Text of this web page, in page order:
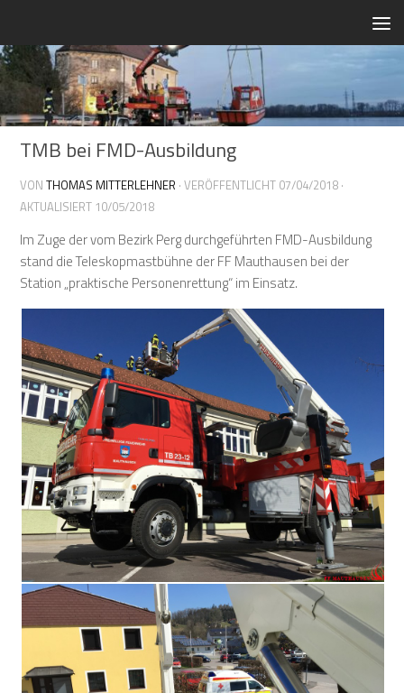
TMB bei FMD-Ausbildung
VONTHOMAS MITTERLEHNER · VERÖFFENTLICHT 07/04/2018 ·
AKTUALISIERT 10/05/2018
Im Zuge der vom Bezirk Perg durchgeführten FMD-Ausbildung
stand die Teleskopmastbühne der FF Mauthausen bei der
Station „praktische Personenrettung“ im Einsatz.